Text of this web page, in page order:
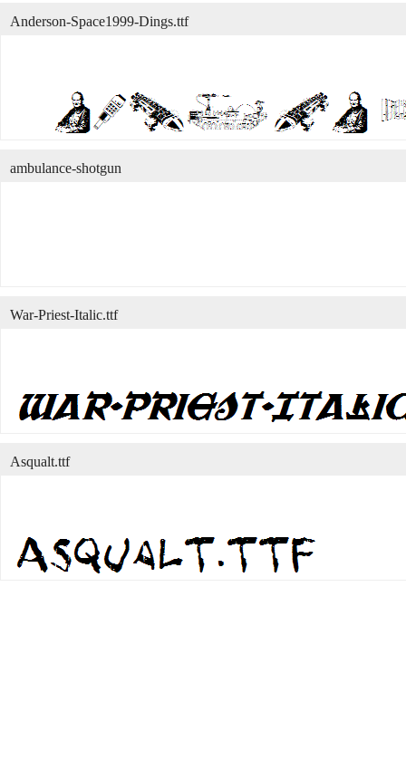
Anderson-Space1999-Dings.ttf
ambulance-shotgun
War-Priest-Italic.ttf
Asqualt.ttf